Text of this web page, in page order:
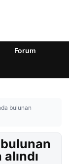
Forum
bulunan